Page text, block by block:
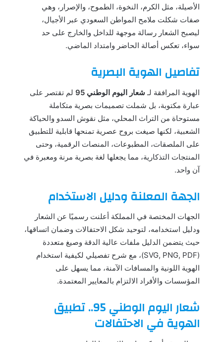
الأصيلة، مثل الكرم، النخوة، الطموح، والإصرار، وهي
صفات شكلت ملامح المواطن السعودي عبر الأجيال،
ليصبح الشعار رسالة موجهة للداخل والخارج على حد
سواء، تعكس أصالة الحاضر وامتداد الماضي.
تفاصيل الهوية البصرية
الهوية المرافقة لـ شعار اليوم الوطني 95
لم تقتصر على
عبارة مكتوبة، بل شملت تصميمات بصرية متكاملة
مستوحاة من التراث المحلي، مثل نقوش السدو والحياكة
الشعبية، لكنها صيغت بروح عصرية تمنحها قابلية للتطبيق
على الملصقات، المطبوعات، المنصات الرقمية، وحتى
المنتجات التذكارية، مما يجعلها لغة بصرية مرنة ومعبرة في
آن واحد.
الجهة المعلنة ودليل الاستخدام
الجهات المختصة في المملكة أعلنت رسميًا عن الشعار
ودليل استخدامه، لتوحيد شكل الاحتفالات وضمان اتساقها،
حيث يتضمن الدليل ملفات عالية الدقة وصيغ متعددة
(SVG, PNG, PDF)، مع شرح تفصيلي لكيفية استخدام
الهوية اللونية والمسافات الآمنة، مما يسهل على
المؤسسات والأفراد الالتزام بالمعايير المعتمدة.
شعار اليوم الوطني 95.. تطبيق
الهوية في الاحتفالات